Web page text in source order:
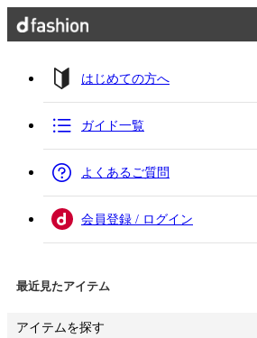
はじめての方へ
ガイド一覧
よくあるご質問
会員登録 / ログイン
最近見たアイテム
アイテムを探す